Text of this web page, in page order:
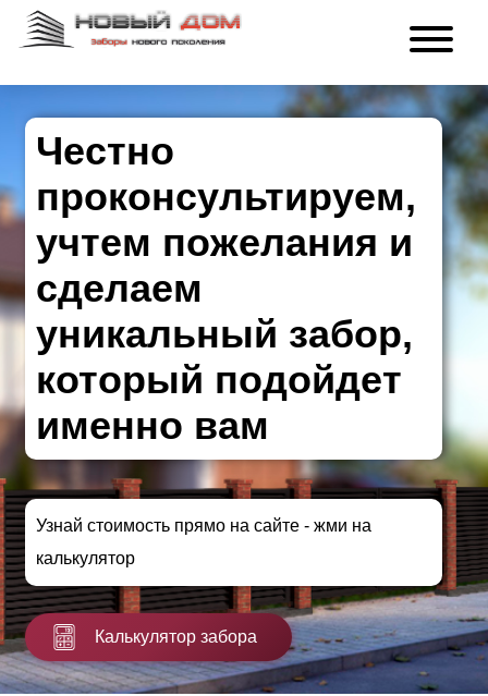
Честно
проконсультируем,
учтем пожелания и
сделаем
уникальный забор,
который подойдет
именно вам
Узнай стоимость прямо на сайте - жми на
калькулятор
Калькулятор забора